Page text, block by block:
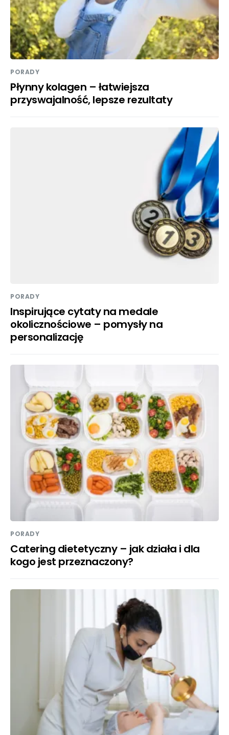
PORADY
Płynny kolagen – łatwiejsza
przyswajalność, lepsze rezultaty
PORADY
Inspirujące cytaty na medale
okolicznościowe – pomysły na
personalizację
PORADY
Catering dietetyczny – jak działa i dla
kogo jest przeznaczony?